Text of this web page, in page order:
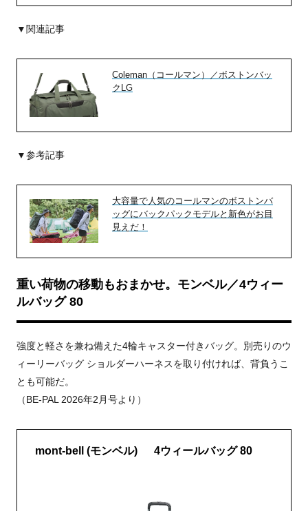
▼関連記事
Coleman（コールマン）／ボストンバッ
クLG
▼参考記事
大容量で人気のコールマンのボストンバ
ッグにバックパックモデルと新色がお目
見えだ！
重い荷物の移動もおまかせ。モンベル／4ウィー
ルバッグ 80
強度と軽さを兼ね備えた4輪キャスター付きバッグ。別売りのウ
ィーリーバッグ ショルダーハーネスを取り付ければ、背負うこ
とも可能だ。
（BE-PAL 2026年2月号より）
mont-bell (モンベル) 4ウィールバッグ 80